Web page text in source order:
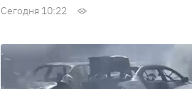
Сегодня 10:22